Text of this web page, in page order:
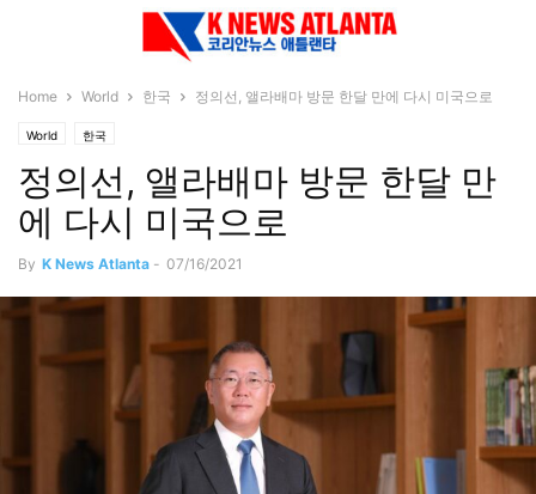
Home World 한국 정의선, 앨라배마 방문 한달 만에 다시 미국으로
World 한국
정의선, 앨라배마 방문 한달 만
에 다시 미국으로
By K News Atlanta - 07/16/2021